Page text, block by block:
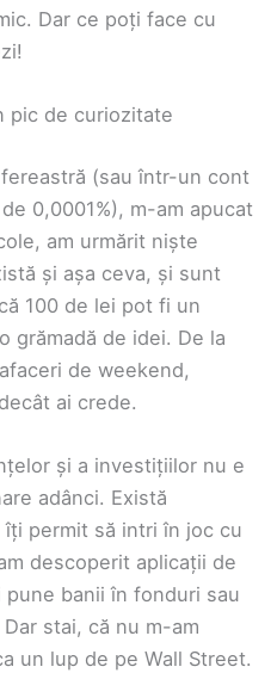
Dar ce poți face cu
pic de curiozitate
(sau într-un cont
0,0001%), m-am apucat
am urmărit niște
și așa ceva, și sunt
100 de lei pot fi un
grămadă de idei. De la
de weekend,
ai crede.
și a investițiilor nu e
adânci. Există
permit să intri în joc cu
descoperit aplicații de
banii în fonduri sau
stai, că nu m-am
un lup de pe Wall Street.